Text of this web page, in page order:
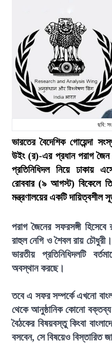
ছবি:
ভারতের বৈদেশিক গোয়েন্দা
উইং (র)-এর প্রধান পরাগ জৈন
প্রতিনিধিদল নিয়ে ঢাকায়
রোববার (৯ আগস্ট) বিকেলে
মন্ত্রণালয়ের একটি দায়িত্বশীল
পরাগ জৈনের সফরসঙ্গী
রাহুল নেগি ও শৈবল রায়
ভারতীয় প্রতিনিধিদলটি
অবস্থান করছে।
তবে এ সফর সম্পর্কে এখনো
থেকে আনুষ্ঠানিক কোনো বক্তব্য
বৈঠকের বিষয়বস্তু কিংবা
বসবেন, সে বিষয়েও বিস্তারিত